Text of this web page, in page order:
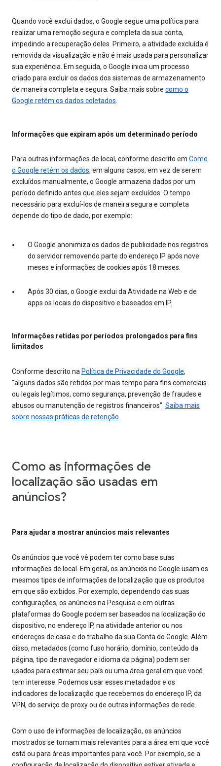
Quando você exclui dados, o Google segue uma política para
realizar uma remoção segura e completa da sua conta,
impedindo a recuperação deles. Primeiro, a atividade excluída é
removida da visualização e não é mais usada para personalizar
sua experiência. Em seguida, o Google inicia um processo
criado para excluir os dados dos sistemas de armazenamento
de maneira completa e segura. Saiba mais sobre como o
Google retém os dados coletados.
Informações que expiram após um determinado período
Para outras informações de local, conforme descrito em Como
o Google retém os dados, em alguns casos, em vez de serem
excluídos manualmente, o Google armazena dados por um
período definido antes que eles sejam excluídos. O tempo
necessário para excluí-los de maneira segura e completa
depende do tipo de dado, por exemplo:
O Google anonimiza os dados de publicidade nos registros
do servidor removendo parte do endereço IP após nove
meses e informações de cookies após 18 meses.
Após 30 dias, o Google exclui da Atividade na Web e de
apps os locais do dispositivo e baseados em IP.
Informações retidas por períodos prolongados para fins
limitados
Conforme descrito na Política de Privacidade do Google,
"alguns dados são retidos por mais tempo para fins comerciais
ou legais legítimos, como segurança, prevenção de fraudes e
abusos ou manutenção de registros financeiros". Saiba mais
sobre nossas práticas de retenção
Como as informações de
localização são usadas em
anúncios?
Para ajudar a mostrar anúncios mais relevantes
Os anúncios que você vê podem ter como base suas
informações de local. Em geral, os anúncios no Google usam os
mesmos tipos de informações de localização que os produtos
em que são exibidos. Por exemplo, dependendo das suas
configurações, os anúncios na Pesquisa e em outras
plataformas do Google podem ser baseados na localização do
dispositivo, no endereço IP, na atividade anterior ou nos
endereços de casa e do trabalho da sua Conta do Google. Além
disso, metadados (como fuso horário, domínio, conteúdo da
página, tipo de navegador e idioma da página) podem ser
usados para estimar seu país ou uma área geral em que você
tem interesse. Podemos usar esses metadados e os
indicadores de localização que recebemos do endereço IP, da
VPN, do serviço de proxy ou de outras informações de rede.
Com o uso de informações de localização, os anúncios
mostrados se tornam mais relevantes para a área em que você
está ou para áreas importantes para você. Por exemplo, se a